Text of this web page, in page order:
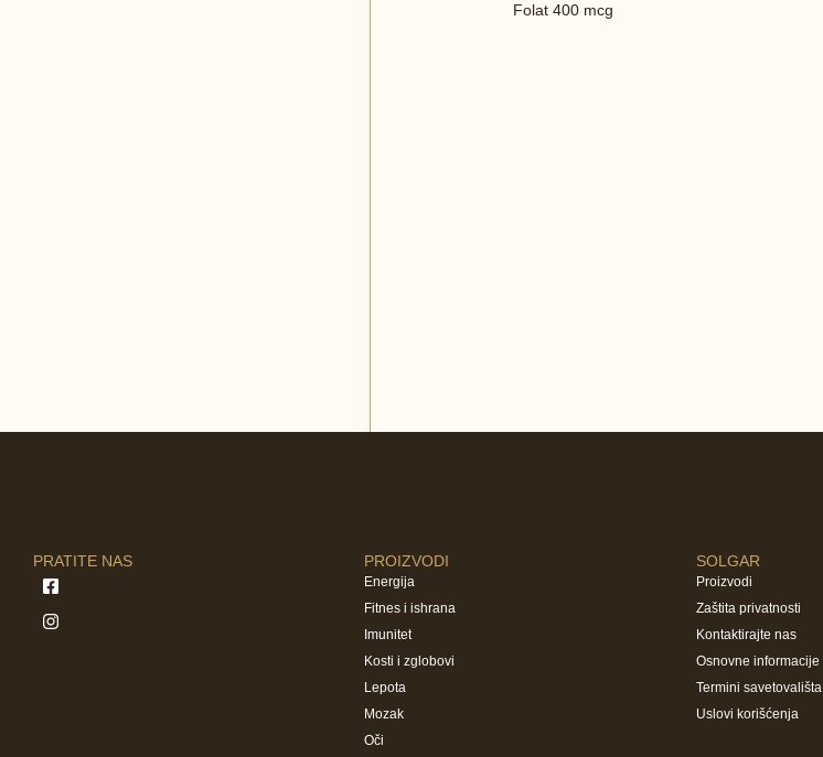
Folat 400 mcg
PRATITE NAS PROIZVODI
Energija
Fitnes i ishrana
Imunitet
Kosti i zglobovi
Lepota
Mozak
Oči
SOLGAR
Proizvodi
Zaštita privatnosti
Kontaktirajte nas
Osnovne informacije
Termini savetovališta
Uslovi korišćenja